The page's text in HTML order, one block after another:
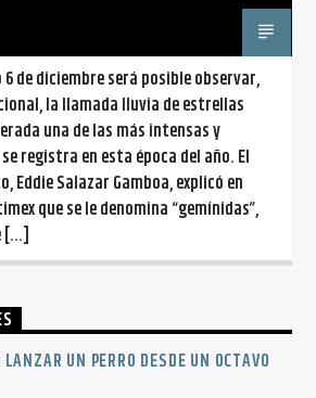
de diciembre será posible observar,
la llamada lluvia de estrellas
una de las más intensas y
registra en esta época del año. El
Eddie Salazar Gamboa, explicó en
que se le denomina “gemínidas”,
[…]
UN PERRO DESDE UN OCTAVO